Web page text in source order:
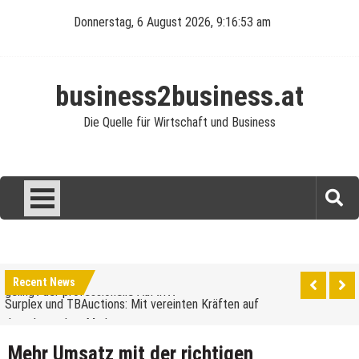
Donnerstag, 6 August 2026, 9:16:54 am
business2business.at
Die Quelle für Wirtschaft und Business
Recent News
Was verdient man als Reinigungskraft?
gelingt der professionelle Auftritt
Surplex und TBAuctions: Mit vereinten Kräften auf
dem deutschen Markt
Unternehmensveranstaltungen: Ein Leitfaden für
Elektroautos: Die Revolution auf Rädern
Mehr Umsatz mit der richtigen